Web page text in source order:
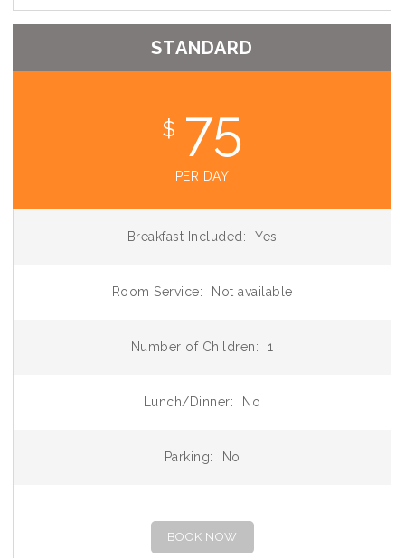
STANDARD
$ 75
PER DAY
Breakfast Included: Yes
Room Service: Not available
Number of Children: 1
Lunch/Dinner: No
Parking: No
BOOK NOW